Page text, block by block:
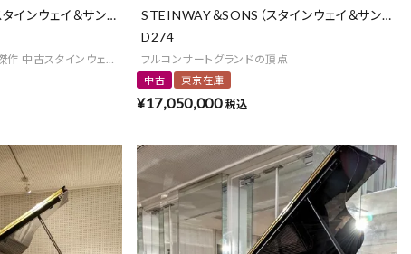
ンウェイ＆サンズ）
作 中古スタインウェイ ピアノの域を超えた唯一無二の芸術作品
STEINWAY＆SONS（スタインウェイ＆サンズ）
D274
フルコンサートグランドの頂点
中古 東京在庫
¥17,050,000 税込